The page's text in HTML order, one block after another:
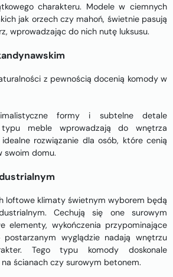
charakteru. Modele w ciemnych
jak orzech czy mahoń, świetnie pasują
wprowadzając do nich nutę luksusu.
z pewnością docenią komody w
formy i subtelne detale
meble wprowadzają do wnętrza
rozwiązanie dla osób, które cenią
swoim domu.
loftowe klimaty świetnym wyborem będą
Cechują się one surowym
elementy, wykończenia przypominające
wyglądzie nadają wnętrzu
Tego typu komody doskonale
na ścianach czy surowym betonem.